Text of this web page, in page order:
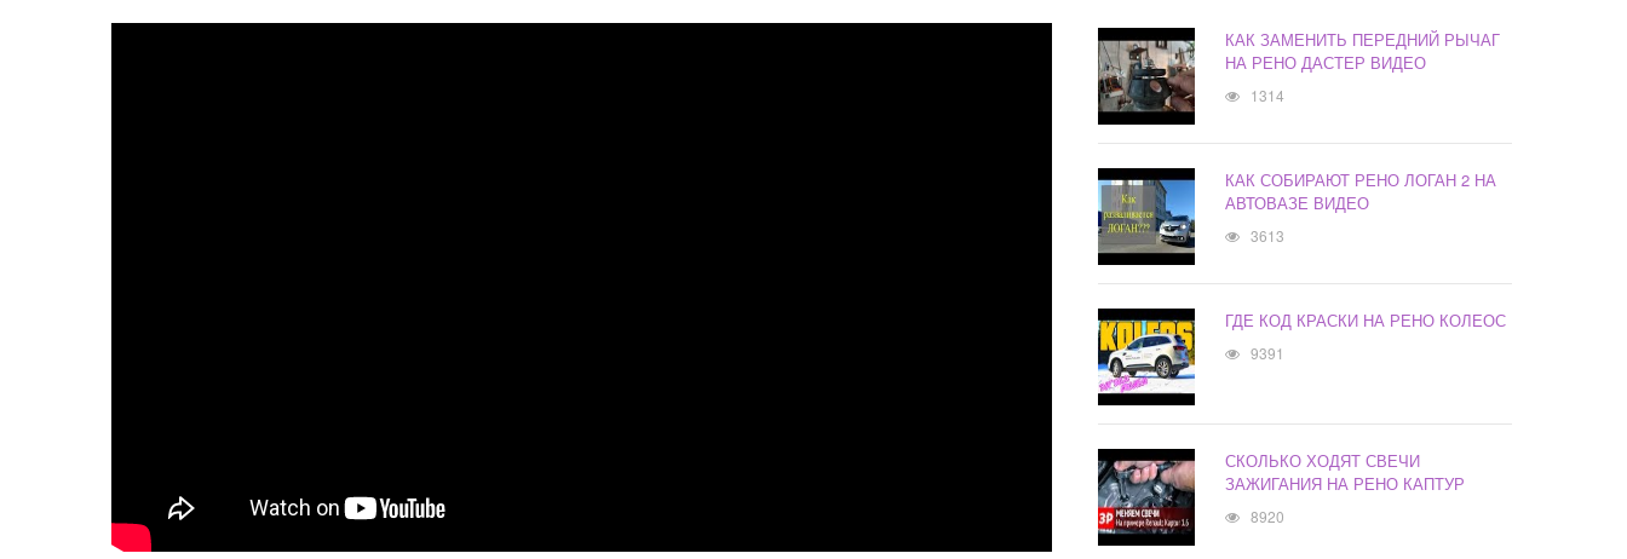
КАК ЗАМЕНИТЬ ПЕРЕДНИЙ РЫЧАГ
НА РЕНО ДАСТЕР ВИДЕО
1314
КАК СОБИРАЮТ РЕНО ЛОГАН 2 НА
АВТОВАЗЕ ВИДЕО
3613
ГДЕ КОД КРАСКИ НА РЕНО КОЛЕОС
9391
СКОЛЬКО ХОДЯТ СВЕЧИ
ЗАЖИГАНИЯ НА РЕНО КАПТУР
8920